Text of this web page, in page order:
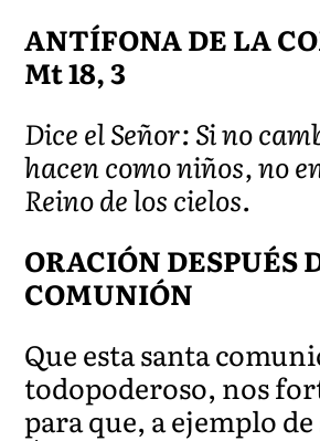
ANTÍFONA DE LA
Mt 18, 3
Dice el Señor: Si no
hacen como niños, no
Reino de los cielos.
ORACIÓN DESPUÉS
COMUNIÓN
Que esta santa
todopoderoso, nos
para que, a ejemplo